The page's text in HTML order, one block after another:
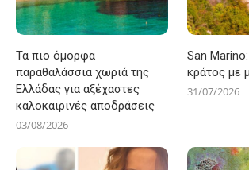
Τα πιο όμορφα
παραθαλάσσια χωριά της
Ελλάδας για αξέχαστες
καλοκαιρινές αποδράσεις
03/08/2026
San
κράτος με
31/07/2026